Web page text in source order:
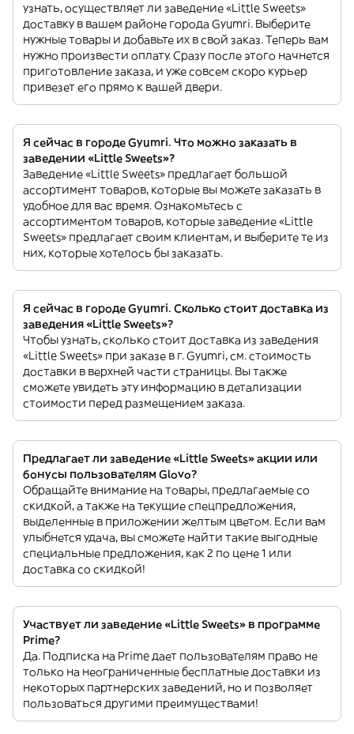
узнать, осуществляет ли заведение «Little Sweets»
доставку в вашем районе города Gyumri. Выберите
нужные товары и добавьте их в свой заказ. Теперь вам
нужно произвести оплату. Сразу после этого начнется
приготовление заказа, и уже совсем скоро курьер
привезет его прямо к вашей двери.
Я сейчас в городе Gyumri. Что можно заказать в
заведении «Little Sweets»?
Заведение «Little Sweets» предлагает большой
ассортимент товаров, которые вы можете заказать в
удобное для вас время. Ознакомьтесь с
ассортиментом товаров, которые заведение «Little
Sweets» предлагает своим клиентам, и выберите те из
них, которые хотелось бы заказать.
Я сейчас в городе Gyumri. Сколько стоит доставка из
заведения «Little Sweets»?
Чтобы узнать, сколько стоит доставка из заведения
«Little Sweets» при заказе в г. Gyumri, см. стоимость
доставки в верхней части страницы. Вы также
сможете увидеть эту информацию в детализации
стоимости перед размещением заказа.
Предлагает ли заведение «Little Sweets» акции или
бонусы пользователям Glovo?
Обращайте внимание на товары, предлагаемые со
скидкой, а также на текущие спецпредложения,
выделенные в приложении желтым цветом. Если вам
улыбнется удача, вы сможете найти такие выгодные
специальные предложения, как 2 по цене 1 или
доставка со скидкой!
Участвует ли заведение «Little Sweets» в программе
Prime?
Да. Подписка на Prime дает пользователям право не
только на неограниченные бесплатные доставки из
некоторых партнерских заведений, но и позволяет
пользоваться другими преимуществами!